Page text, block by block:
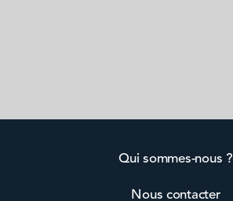
Qui sommes-nous ?
Nous contacter